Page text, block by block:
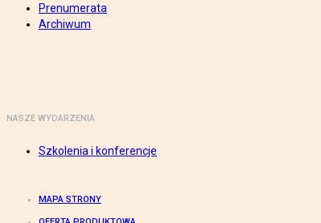
Prenumerata
Archiwum
NASZE WYDARZENIA
Szkolenia i konferencje
MAPA STRONY